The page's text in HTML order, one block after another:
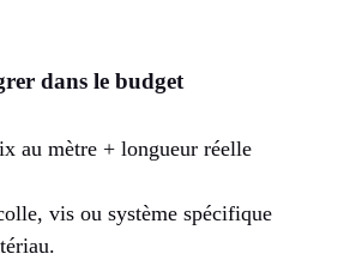
dans le budget
au mètre + longueur réelle
vis ou système spécifique